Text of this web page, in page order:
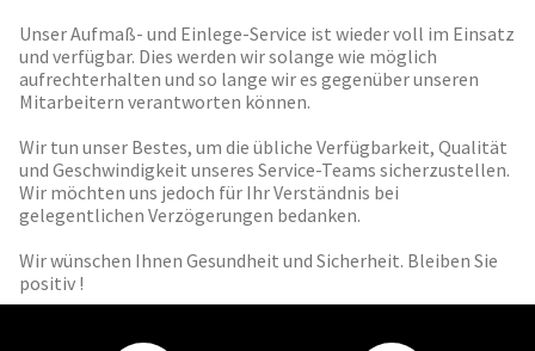
Unser Aufmaß- und Einlege-Service ist wieder voll im Einsatz
und verfügbar. Dies werden wir solange wie möglich
aufrechterhalten und so lange wir es gegenüber unseren
Mitarbeitern verantworten können.
Wir tun unser Bestes, um die übliche Verfügbarkeit, Qualität
und Geschwindigkeit unseres Service-Teams sicherzustellen.
Wir möchten uns jedoch für Ihr Verständnis bei
gelegentlichen Verzögerungen bedanken.
Wir wünschen Ihnen Gesundheit und Sicherheit. Bleiben Sie
positiv !